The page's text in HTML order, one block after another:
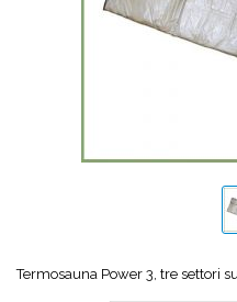
Termosauna Power 3, tre settori